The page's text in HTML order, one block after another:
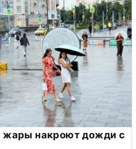
жары накроют дожди с